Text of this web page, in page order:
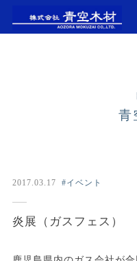
青
2017.03.17 #イベント
炎展（ガスフェス）